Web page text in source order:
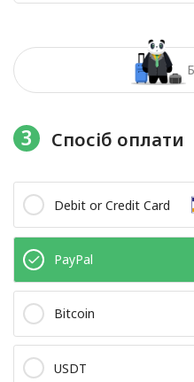
3 Спосіб оплати
Debit or Credit Card
PayPal
Bitcoin
USDT